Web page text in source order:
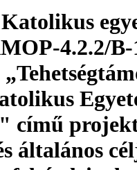
4.2.2/B-
című
általános